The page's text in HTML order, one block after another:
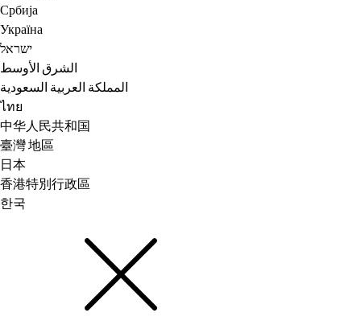
Србија
Україна
ישראל
الشرق الأوسط
المملكة العربية السعودية
ไทย
中华人民共和国
臺灣 地區
日本
香港特別行政區
한국